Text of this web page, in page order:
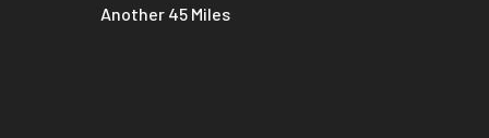
Another 45 Miles